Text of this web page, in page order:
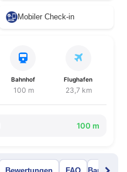
Mobiler Check-in
Bahnhof
100 m
Flughafen
23,7 km
100 m